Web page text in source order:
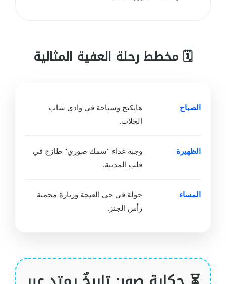
🗓️ مخطط رحلة العفية المثالية
الصباح
هايكنج وسباحة في وادي شاب
الخلاب.
الظهيرة
وجبة غداء "سمك صوري" طازج في
قلب المدينة.
المساء
جولة في حي العيجة وزيارة محمية
رأس الجنز.